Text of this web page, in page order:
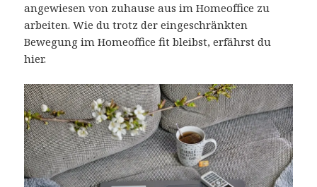
angewiesen von zuhause aus im Homeoffice zu
arbeiten. Wie du trotz der eingeschränkten
Bewegung im Homeoffice fit bleibst, erfährst du
hier.